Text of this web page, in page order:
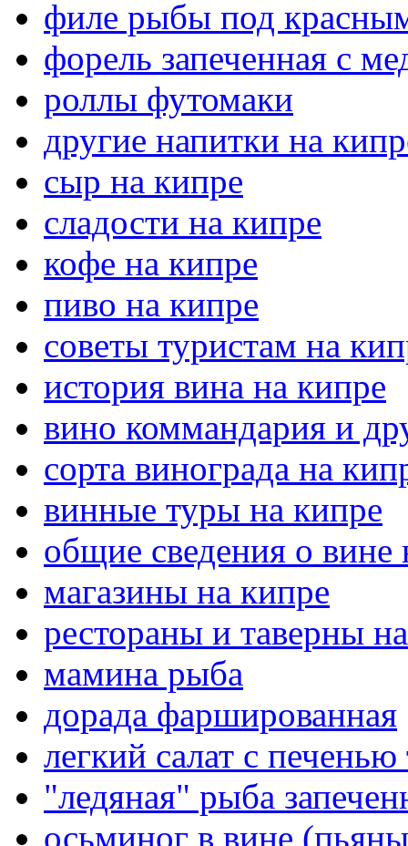
филе рыбы под
форель запеченная с
роллы футомаки
другие напитки на
сыр на кипре
сладости на кипре
кофе на кипре
пиво на кипре
советы туристам на
история вина на кипре
вино коммандария и
сорта винограда на
винные туры на кипре
общие сведения о вине
магазины на кипре
рестораны и таверны
мамина рыба
дорада фаршированная
легкий салат с печенью
"ледяная" рыба
осьминог в вине